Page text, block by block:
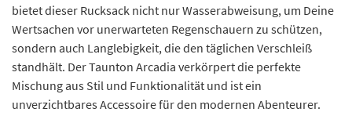
bietet dieser Rucksack nicht nur Wasserabweisung, um Deine
Wertsachen vor unerwarteten Regenschauern zu schützen,
sondern auch Langlebigkeit, die den täglichen Verschleiß
standhält. Der Taunton Arcadia verkörpert die perfekte
Mischung aus Stil und Funktionalität und ist ein
unverzichtbares Accessoire für den modernen Abenteurer.